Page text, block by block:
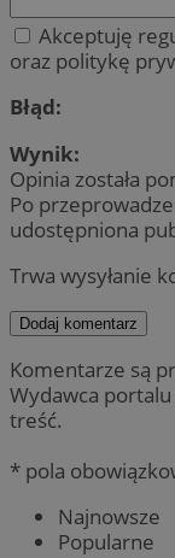
Akceptuję
oraz politykę
Błąd:
Wynik:
Opinia została
Po
udostępniona
Trwa wysyłanie
Dodaj komentarz
Komentarze są
Wydawca
treść.
* pola
Najnowsze
Popularne